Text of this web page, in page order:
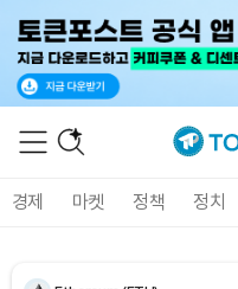
경제 마켓 정책 정치